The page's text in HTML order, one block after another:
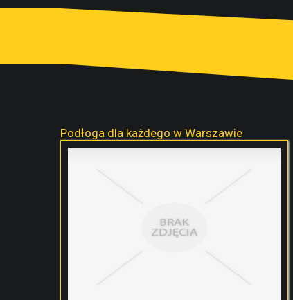
Podłoga dla każdego w Warszawie